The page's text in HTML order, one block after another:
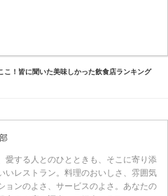
こ！皆に聞いた美味しかった飲食店ランキング
愛する人とのひとときも、そこに寄り添
いレストラン。料理のおいしさ、雰囲気
ョンのよさ、サービスのよさ。あなたの